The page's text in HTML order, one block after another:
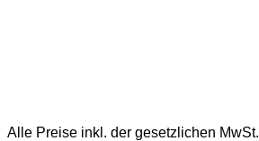
Alle Preise inkl. der gesetzlichen MwSt.